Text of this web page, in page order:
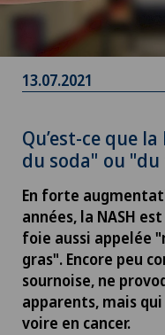
13.07.2021
Qu’est-ce que
du soda" ou
En forte
années, la NASH
foie aussi appelée
gras". Encore peu
sournoise, ne
apparents, mais
voire en cancer.